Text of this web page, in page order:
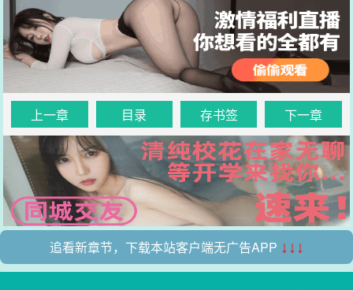
上一章 目录 存书签 下一章
追看新章节，下载本站客户端无广告APP ↓↓↓